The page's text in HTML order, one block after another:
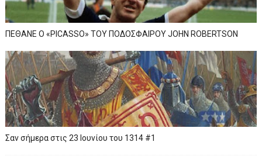
ΠΕΘΑΝΕ Ο «PICASSO» TOY ΠΟΔΟΣΦΑΙΡΟΥ JOHN ROBERTSON
Σαν σήμερα στις 23 Ιουνίου του 1314 #1